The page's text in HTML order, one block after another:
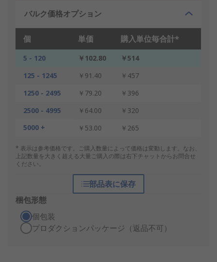
バルク価格オプション
個 単価 購入単位毎合計*
5 - 120 ￥102.80
￥514
125 - 1245
￥91.40
￥457
1250 - 2495
￥79.20
￥396
2500 - 4995
￥64.00
￥320
5000 +
￥53.00 ￥265
* 表示は参考価格です。ご購入数量によって価格は変動します。なお、
上記数量を大きく超える大量ご購入の際は右下チャットからお問合せ
ください。
部品表に保存
梱包形態
個包装
プロダクションパッケージ（返品不可）